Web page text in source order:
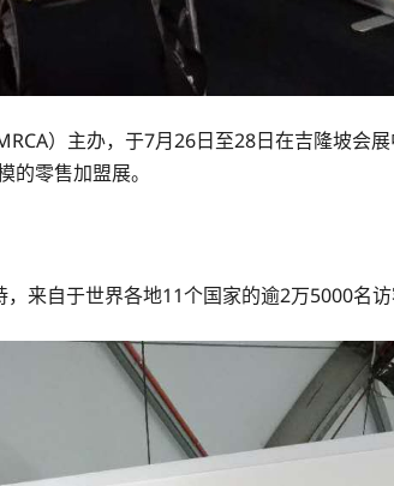
）主办，于7月26日至28日在吉隆坡会
零售加盟展。
来自于世界各地11个国家的逾2万5000名